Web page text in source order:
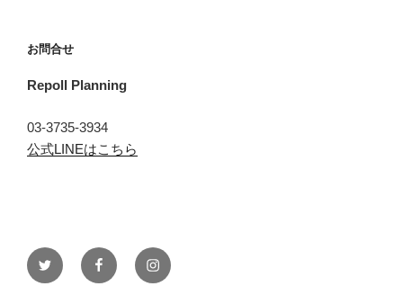
お問合せ
Repoll Planning
03-3735-3934
公式LINEはこちら
Twitter Facebookinstagram